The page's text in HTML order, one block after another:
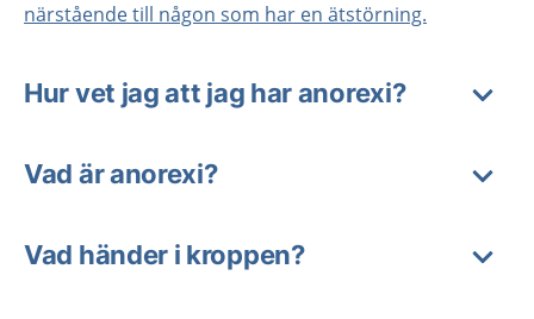
närstående till någon som har en ätstörning.
Hur vet jag att jag har anorexi?
Vad är anorexi?
Vad händer i kroppen?